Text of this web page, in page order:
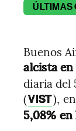
ÚLTIMAS
Buenos
alcista
diaria del
(VIST),
5,08%